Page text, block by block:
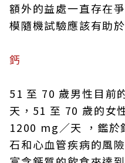
額外的益處一直存在
模隨機試驗應該有助
鈣
51 至 70 歲男性目前
天，51 至 70 歲的女
1200 mg／天 ，鑑於
石和心血管疾病的風